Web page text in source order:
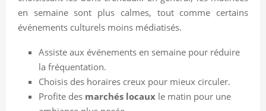
en semaine sont plus calmes, tout comme certains
événements culturels moins médiatisés.
Assiste aux événements en semaine pour réduire
la fréquentation.
Choisis des horaires creux pour mieux circuler.
Profite des marchés locaux le matin pour une